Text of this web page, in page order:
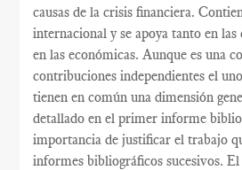
causas de la crisis financiera.
internacional y se apoya tanto en las
en las económicas. Aunque es una
contribuciones independientes el
tienen en común una dimensión
detallado en el primer informe
importancia de justificar el trabajo
informes bibliográficos sucesivos.